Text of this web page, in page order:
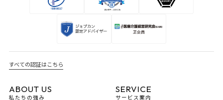
すべての認証はこちら
ABOUT US
私たちの強み
SERVICE
サービス案内